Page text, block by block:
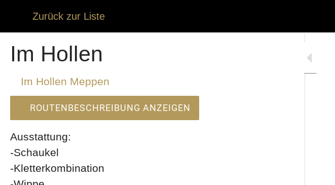
Zurück zur Liste
Im Hollen
Im Hollen Meppen
ROUTENBESCHREIBUNG ANZEIGEN
Ausstattung:
-Schaukel
-Kletterkombination